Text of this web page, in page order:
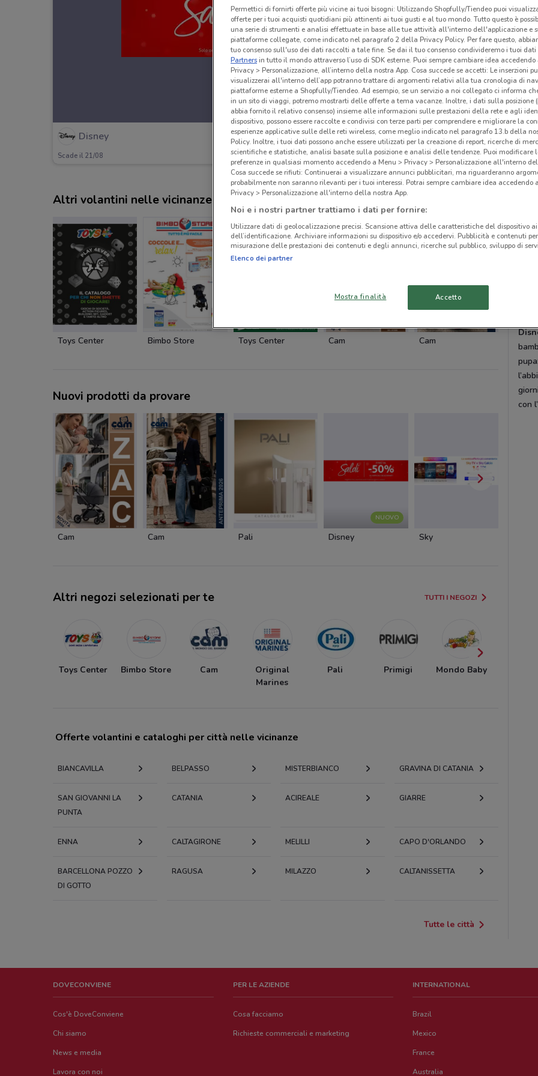
Disney
Scade il 21/08 24.9 km
Altri volantini nelle vicinanze
Toys Center Bimbo Store Toys Center Cam Cam
Nuovi prodotti da provare
Cam Cam Pali
NUOVO
Disney Sky
Altri negozi selezionati per te TUTTI I NEGOZI
Toys Center Bimbo Store Cam
Original
Marines
Pali Primigi Mondo Baby
Offerte volantini e cataloghi per città nelle vicinanze
BIANCAVILLA BELPASSO MISTERBIANCO GRAVINA DI CATANIA
SAN GIOVANNI LA
PUNTA
CATANIA ACIREALE GIARRE
ENNA CALTAGIRONE MELILLI CAPO D'ORLANDO
BARCELLONA POZZO
DI GOTTO
RAGUSA MILAZZO CALTANISSETTA
Tutte le città
i
una
del
Nel
tutto
gli
le
con l’
DOVECONVIENE
Cos'è DoveConviene
Chi siamo
News e media
Lavora con noi
PER LE AZIENDE
Cosa facciamo
Richieste commerciali e marketing
INTERNATIONAL
Brazil
Mexico
France
Australia
Permettici di fornirti offerte più vicine ai tuoi bisogni: Utilizzando Shopfully/Tiendeo puoi
offerte per i tuoi acquisti quotidiani più attinenti ai tuoi gusti e al tuo mondo. Tutto questo è
una serie di strumenti e analisi effettuate in base alle tue attività all'interno dell'applicazione e
piattaforme collegate, come indicato nel paragrafo 2 della Privacy Policy. Per fare questo,
tuo consenso sull'uso dei dati raccolti a tale fine. Se dai il tuo consenso condivideremo i tuoi dati
Partnersin tutto il mondo attraverso l’uso di SDK esterne. Puoi sempre cambiare idea accedendo
Privacy > Personalizzazione, all’interno della nostra App. Cosa succede se accetti: Le inserzioni
visualizzerai all'interno dell’app potranno trattare di argomenti relativi alla tua cronologia di
piattaforme esterne a Shopfully/Tiendeo. Ad esempio, se un servizio a noi collegato ci informa
in un sito di viaggi, potremo mostrarti delle offerte a tema vacanze. Inoltre, i dati sulla posizione
abbia fornito il relativo consenso) insieme alle informazioni sulle prestazioni della rete e agli
dispositivo, possono essere raccolte e condivisi con terze parti per comprendere e migliorare la
esperienze applicative sulle delle reti wireless, come meglio indicato nel paragrafo 13.b della
Policy. Inoltre, i tuoi dati possono anche essere utilizzati per la creazione di report, ricerche di
scientifiche e statistiche, analisi basate sulla posizione e analisi delle tendenze. Puoi modificare
preferenze in qualsiasi momento accedendo a Menu > Privacy > Personalizzazione all'interno
Cosa succede se rifiuti: Continuerai a visualizzare annunci pubblicitari, ma riguarderanno
probabilmente non saranno rilevanti per i tuoi interessi. Potrai sempre cambiare idea accedendo
Privacy > Personalizzazione all'interno della nostra App.
Noi e i nostri partner trattiamo i dati per fornire:
Utilizzare dati di geolocalizzazione precisi. Scansione attiva delle caratteristiche del dispositivo
dell’identificazione. Archiviare informazioni su dispositivo e/o accedervi. Pubblicità e contenuti
misurazione delle prestazioni dei contenuti e degli annunci, ricerche sul pubblico, sviluppo di
Elenco dei partner
Mostra finalità Accetto